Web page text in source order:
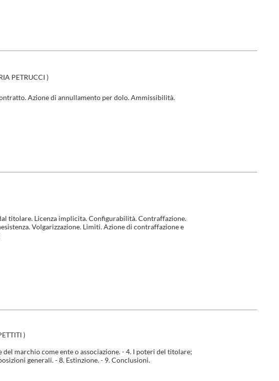
PETRUCCI )
Azione di annullamento per dolo. Ammissibilità.
titolare. Licenza implicita. Configurabilità. Contraffazione.
Volgarizzazione. Limiti. Azione di contraffazione e
)
marchio come ente o associazione. - 4. I poteri del titolare;
generali. - 8. Estinzione. - 9. Conclusioni.